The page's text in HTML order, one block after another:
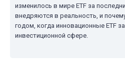
изменилось в мире ETF за
внедряются в реальность, и
годом, когда инновационные ETF
инвестиционной сфере.